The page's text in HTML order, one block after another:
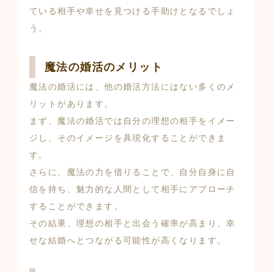
ている相手や幸せを見つける手助けとなるでしょ
う。
魔法の婚活のメリット
魔法の婚活には、他の婚活方法にはない多くのメ
リットがあります。
まず、魔法の婚活では自分の理想の相手をイメー
ジし、そのイメージを具現化することができま
す。
さらに、魔法の力を借りることで、自分自身に自
信を持ち、魅力的な人間として相手にアプローチ
することができます。
その結果、理想の相手と出会う確率が高まり、幸
せな結婚へとつながる可能性が高くなります。